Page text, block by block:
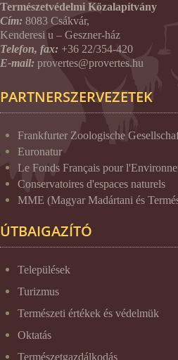
Természetvédelmi Közalapítvány
Cím: 8083 Csákvár,
Kenderesi u – Geszner-ház
Telefon, fax: +36 22/354-420
E-mail: provertes@provertes.hu
PARTNERSZERVEZETEK
Frankfurter Zoologische
Euronatur
Le Fonds Français pour
Conservatoires d'espaces naturels
MME (Magyar Madártani és
ÚTBAIGAZÍTÓ
Települések
Turizmus
Természeti értékek és védelmük
Oktatás
Természetgazdálkodás